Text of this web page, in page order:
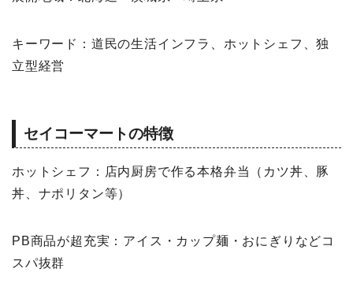
キーワード：道民の生活インフラ、ホットシェフ、独
立型経営
セイコーマートの特徴
ホットシェフ：店内厨房で作る本格弁当（カツ丼、豚
丼、ナポリタン等）
PB商品が超充実：アイス・カップ麺・おにぎりなどコ
スパ抜群